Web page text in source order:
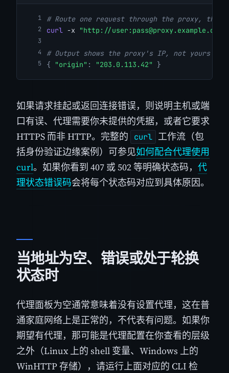
# Route one request through the proxy,
curl -x "http://user: pass@proxy.example.com
# Output shows the proxy's IP, not yours
{
"origin" : "203.0.113.42" }
如果请求挂起或返回连接错误，则说明主机或端
口有误、代理需要你未提供的凭据，或者它要求
HTTPS 而非 HTTP。完整的
curl 工作流（包
括身份验证边缘案例）可参见如何配合代理使用
curl。如果你看到 407 或 502 等明确状态码， 代
理状态错误码会将每个状态码对应到具体原因。
当地址为空、错误或处于轮换
状态时
代理面板为空通常意味着没有设置代理，这在普
通家庭网络上是正常的，不代表有问题。如果你
期望有代理，那可能是代理配置在你查看的层级
之外（Linux 上的 shell 变量、Windows 上的
WinHTTP 存储），请运行上面对应的 CLI 检